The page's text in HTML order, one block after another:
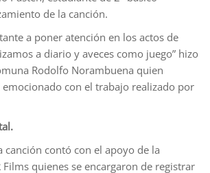
de la canción.
a poner atención en los actos de
a diario y aveces como juego” hizo
Rodolfo Norambuena quien
con el trabajo realizado por
canción contó con el apoyo de la
Films quienes se encargaron de registrar